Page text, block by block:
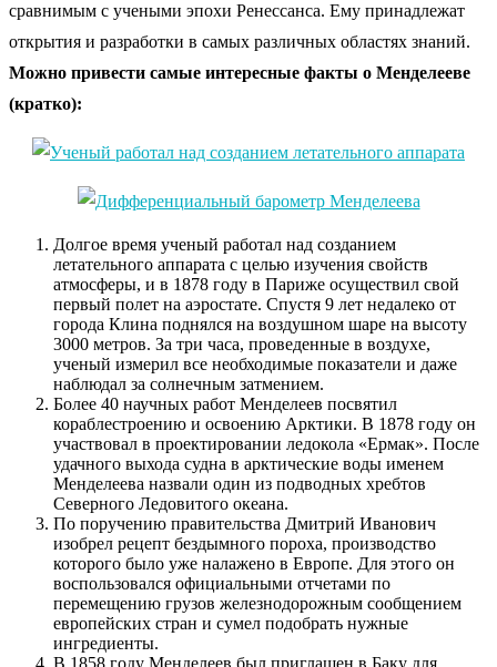
сравнимым с учеными эпохи Ренессанса. Ему принадлежат
открытия и разработки в самых различных областях знаний.
Можно привести самые интересные факты о Менделееве
(кратко):
Долгое время ученый работал над созданием
летательного аппарата с целью изучения свойств
атмосферы, и в 1878 году в Париже осуществил свой
первый полет на аэростате. Спустя 9 лет недалеко от
города Клина поднялся на воздушном шаре на высоту
3000 метров. За три часа, проведенные в воздухе,
ученый измерил все необходимые показатели и даже
наблюдал за солнечным затмением.
Более 40 научных работ Менделеев посвятил
кораблестроению и освоению Арктики. В 1878 году он
участвовал в проектировании ледокола «Ермак». После
удачного выхода судна в арктические воды именем
Менделеева назвали один из подводных хребтов
Северного Ледовитого океана.
По поручению правительства Дмитрий Иванович
изобрел рецепт бездымного пороха, производство
которого было уже налажено в Европе. Для этого он
воспользовался официальными отчетами по
перемещению грузов железнодорожным сообщением
европейских стран и сумел подобрать нужные
ингредиенты.
В 1858 году Менделеев был приглашен в Баку для